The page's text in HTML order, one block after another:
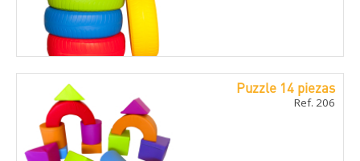
Puzzle 14 piezas
Ref. 206